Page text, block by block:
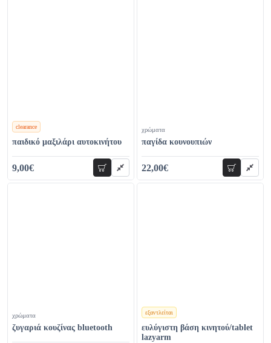
clearance
χρώματα
παιδικό μαξιλάρι αυτοκινήτου
9,00€ προσθήκη
χρώματα
παγίδα κουνουπιών
22,00€ προσθήκη
χρώματα
ζυγαριά κουζίνας bluetooth
εξαντλείται
χρώματα
ευλύγιστη βάση κινητού/tablet
lazyarm